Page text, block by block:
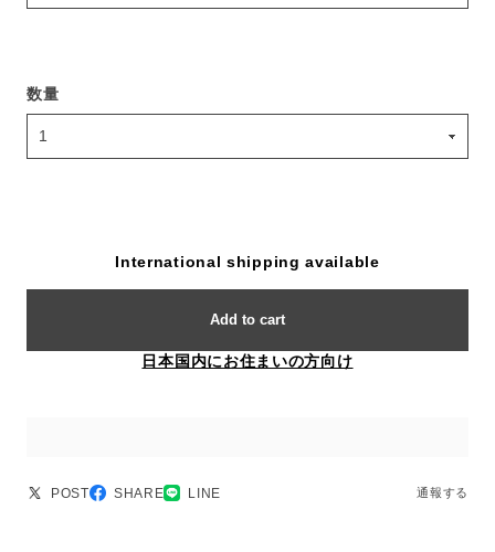
数量
International shipping available
Add to cart
日本国内にお住まいの方向け
POST SHARE LINE 通報する